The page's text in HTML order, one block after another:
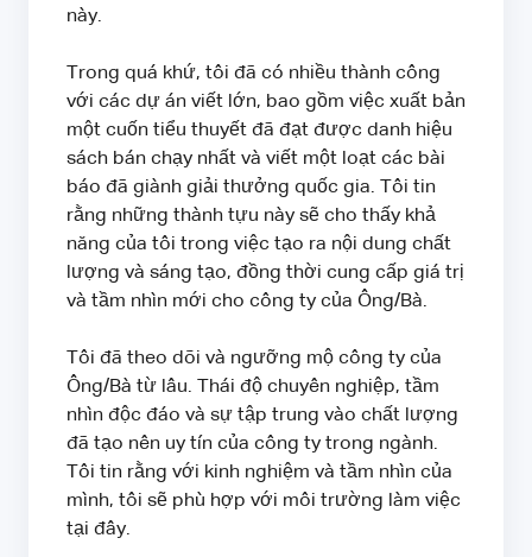
này.
Trong quá khứ, tôi đã có nhiều thành công
với các dự án viết lớn, bao gồm việc xuất bản
một cuốn tiểu thuyết đã đạt được danh hiệu
sách bán chạy nhất và viết một loạt các bài
báo đã giành giải thưởng quốc gia. Tôi tin
rằng những thành tựu này sẽ cho thấy khả
năng của tôi trong việc tạo ra nội dung chất
lượng và sáng tạo, đồng thời cung cấp giá trị
và tầm nhìn mới cho công ty của Ông/Bà.
Tôi đã theo dõi và ngưỡng mộ công ty của
Ông/Bà từ lâu. Thái độ chuyên nghiệp, tầm
nhìn độc đáo và sự tập trung vào chất lượng
đã tạo nên uy tín của công ty trong ngành.
Tôi tin rằng với kinh nghiệm và tầm nhìn của
mình, tôi sẽ phù hợp với môi trường làm việc
tại đây.